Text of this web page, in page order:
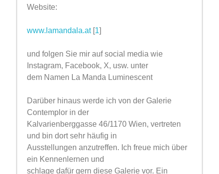
Website:
www.lamandala.at[1]
und folgen Sie mir auf social media wie
Instagram, Facebook, X, usw. unter
dem Namen La Manda Luminescent
Darüber hinaus werde ich von der Galerie
Contemplor in der
Kalvarienberggasse 46/1170 Wien, vertreten
und bin dort sehr häufig in
Ausstellungen anzutreffen. Ich freue mich über
ein Kennenlernen und
schlage dafür gern diese Galerie vor. Ein